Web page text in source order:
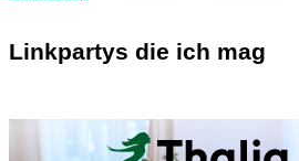
Linkpartys die ich mag